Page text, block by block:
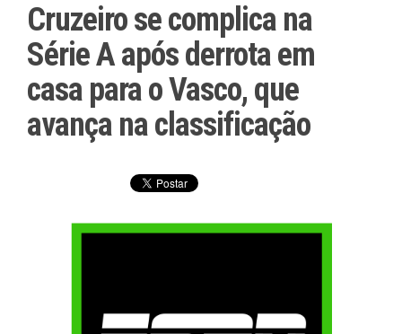
Cruzeiro se complica na
Série A após derrota em
casa para o Vasco, que
avança na classificação